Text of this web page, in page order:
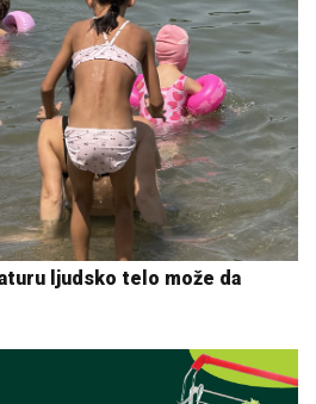
ljudsko telo može da